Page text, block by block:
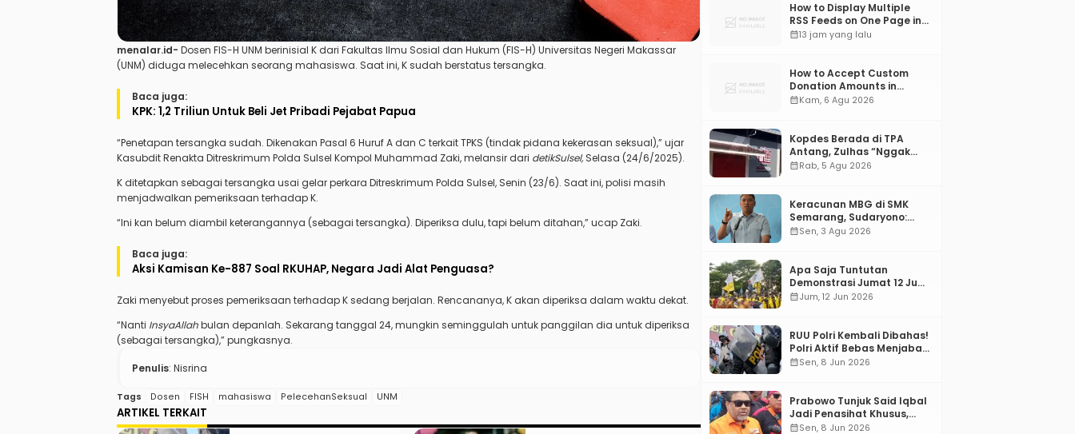
menalar.id- Dosen FIS-H UNM berinisial K dari Fakultas Ilmu Sosial dan Hukum (FIS-H) Universitas Negeri Makassar
(UNM) diduga melecehkan seorang mahasiswa. Saat ini, K sudah berstatus tersangka.
Baca juga:
KPK: 1,2 Triliun Untuk Beli Jet Pribadi Pejabat Papua
“Penetapan tersangka sudah. Dikenakan Pasal 6 Huruf A dan C terkait TPKS (tindak pidana kekerasan seksual),” ujar
Kasubdit Renakta Ditreskrimum Polda Sulsel Kompol Muhammad Zaki, melansir dari detikSulsel,Selasa (24/6/2025).
K ditetapkan sebagai tersangka usai gelar perkara Ditreskrimum Polda Sulsel, Senin (23/6). Saat ini, polisi masih
menjadwalkan pemeriksaan terhadap K.
“Ini kan belum diambil keterangannya (sebagai tersangka). Diperiksa dulu, tapi belum ditahan,” ucap Zaki.
Baca juga:
Aksi Kamisan Ke-887 Soal RKUHAP, Negara Jadi Alat Penguasa?
Zaki menyebut proses pemeriksaan terhadap K sedang berjalan. Rencananya, K akan diperiksa dalam waktu dekat.
“Nanti InsyaAllahbulan depanlah. Sekarang tanggal 24, mungkin seminggulah untuk panggilan dia untuk diperiksa
(sebagai tersangka),” pungkasnya.
Penulis: Nisrina
Tags Dosen FISH mahasiswa PelecehanSeksual UNM
ARTIKEL TERKAIT
How to Display Multiple
RSS Feeds on One Page in
WordPress
calendar_month13 jam yang lalu
How to Accept Custom
Donation Amounts in
WordPress with Stripe
calendar_monthKam, 6 Agu 2026
Kopdes Berada di TPA
Antang, Zulhas “Nggak
ada Lahan!”
calendar_monthRab, 5 Agu 2026
Keracunan MBG di SMK
Semarang, Sudaryono:
“SPPG Harus Bertanggung
calendar_monthSen, 3 Agu 2026
Apa Saja Tuntutan
Demonstrasi Jumat 12 Juni
2026?
calendar_monthJum, 12 Jun 2026
RUU Polri Kembali Dibahas!
Polri Aktif Bebas Menjabat
Di Manapun
calendar_monthSen, 8 Jun 2026
Prabowo Tunjuk Said Iqbal
Jadi Penasihat Khusus,
Mengapa?
calendar_monthSen, 8 Jun 2026